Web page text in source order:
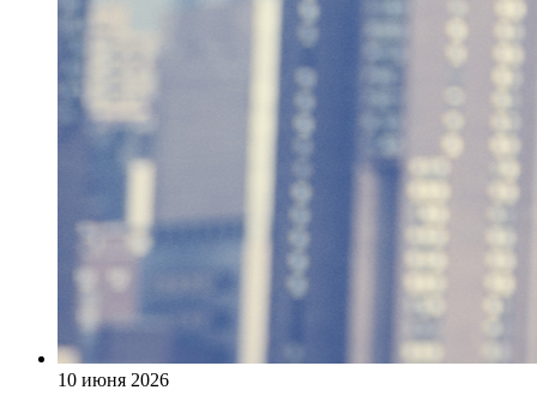
10 июня 2026